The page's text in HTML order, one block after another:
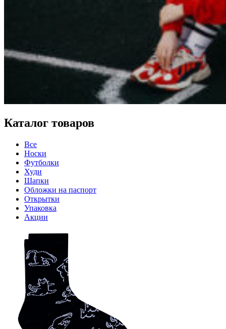
Каталог товаров
Все
Носки
Футболки
Худи
Шапки
Обложки на паспорт
Открытки
Упаковка
Акции